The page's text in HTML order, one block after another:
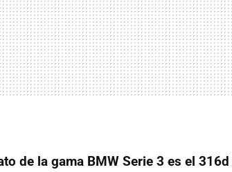
de la gama BMW Serie 3 es el 316d